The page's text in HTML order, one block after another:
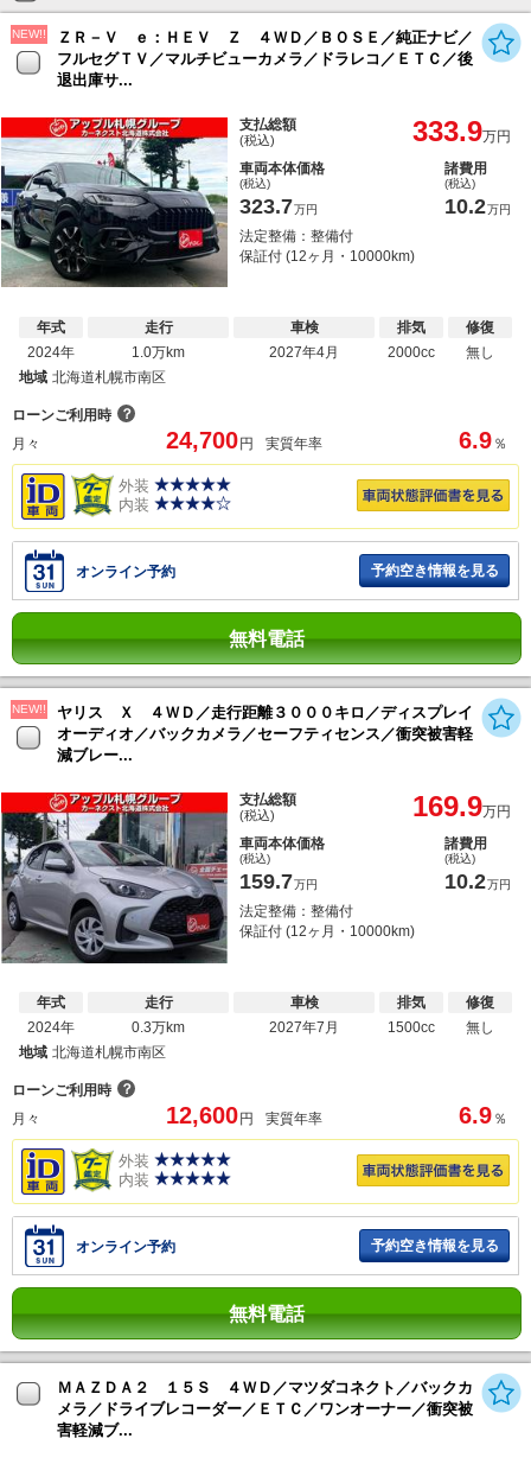
NEW!!
ＺＲ－Ｖ ｅ：ＨＥＶ Ｚ ４ＷＤ／ＢＯＳＥ／純正ナビ／
フルセグＴＶ／マルチビューカメラ／ドラレコ／ＥＴＣ／後
退出庫サ...
支払総額
(税込) 333.9万円
車両本体価格
(税込)
323.7万円
諸費用
(税込)
10.2万円
法定整備：整備付
保証付 (12ヶ月・10000km)
年式
2024年
走行
1.0万km
車検
2027年4月
排気
2000cc
修復
無し
地域 北海道札幌市南区
ローンご利用時 ？
月々
24,700 円 実質年率 6.9 ％
外装
内装
オンライン予約 予約空き情報を見る
無料電話
NEW!!
ヤリス Ｘ ４ＷＤ／走行距離３０００キロ／ディスプレイ
オーディオ／バックカメラ／セーフティセンス／衝突被害軽
減ブレー...
支払総額
(税込) 169.9万円
車両本体価格
(税込)
159.7万円
諸費用
(税込)
10.2万円
法定整備：整備付
保証付 (12ヶ月・10000km)
年式
2024年
走行
0.3万km
車検
2027年7月
排気
1500cc
修復
無し
地域 北海道札幌市南区
ローンご利用時 ？
月々
12,600 円 実質年率 6.9 ％
外装
内装
オンライン予約 予約空き情報を見る
無料電話
ＭＡＺＤＡ２ １５Ｓ ４ＷＤ／マツダコネクト／バックカ
メラ／ドライブレコーダー／ＥＴＣ／ワンオーナー／衝突被
害軽減ブ...